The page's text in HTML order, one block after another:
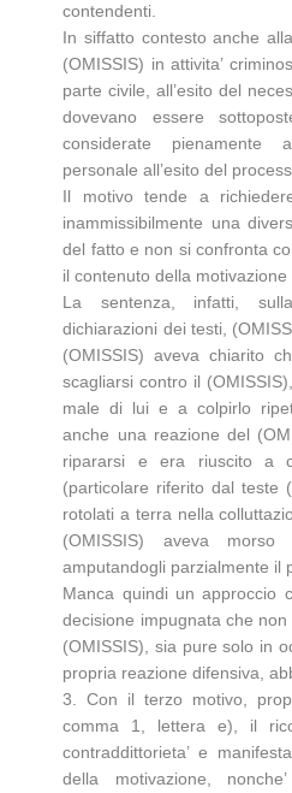
contendenti.
In siffatto contesto anche
(OMISSIS) in attivita’
parte civile, all’esito del
dovevano essere
considerate pienamente
personale all’esito del
Il motivo tende a
inammissibilmente una
del fatto e non si confronta
il contenuto della
La sentenza, infatti,
dichiarazioni dei testi,
(OMISSIS) aveva chiarito
scagliarsi contro il
male di lui e a colpirlo
anche una reazione del
ripararsi e era riuscito a
(particolare riferito dal teste
rotolati a terra nella
(OMISSIS) aveva morso
amputandogli parzialmente il
Manca quindi un approccio
decisione impugnata che
(OMISSIS), sia pure solo in
propria reazione difensiva,
3. Con il terzo motivo,
comma 1, lettera e), il
contraddittorieta’ e
della motivazione,